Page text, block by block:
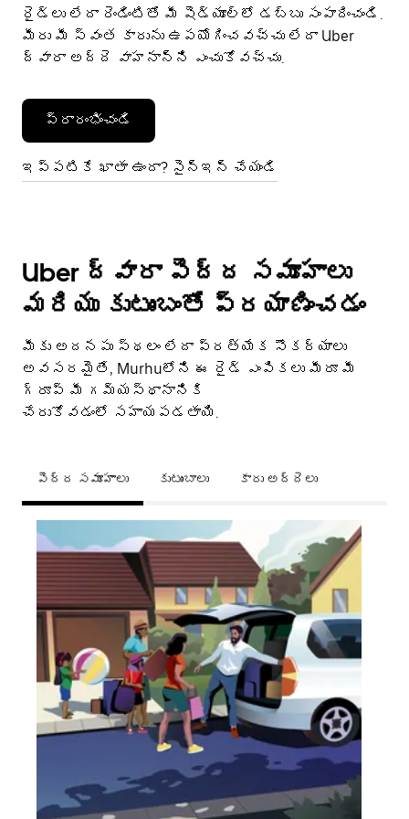
రైడ్‌లు లేదా రెండింటితో మీ షెడ్యూల్‌లో డబ్బు సంపాదించండి.
మీరు మీ స్వంత కారును ఉపయోగించవచ్చు లేదా Uber
ద్వారా అద్దె వాహనాన్ని ఎంచుకోవచ్చు.
ప్రారంభించండి
ఇప్పటికే ఖాతా ఉందా? సైన్ఇన్ చేయండి
Uber ద్వారా పెద్ద సమూహాలు
మరియు కుటుంబంతో ప్రయాణించడం
మీకు అదనపు స్థలం లేదా ప్రత్యేక సౌకర్యాలు
అవసరమైతే, Murhuలోని ఈ రైడ్ ఎంపికలు మీరూ మీ
గ్రూప్ మీ గమ్యస్థానానికి
చేరుకోవడంలో సహాయపడతాయి.
పెద్ద సమూహాలు కుటుంబాలు కారు అద్దెలు